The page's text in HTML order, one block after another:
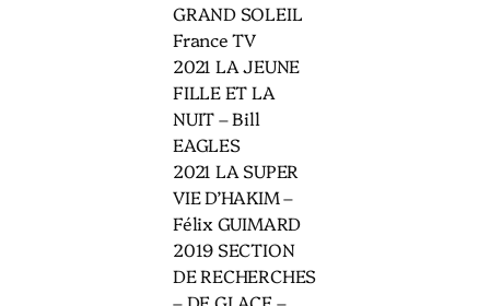
GRAND SOLEIL
France TV
2021 LA JEUNE
FILLE ET LA
NUIT – Bill
EAGLES
2021 LA SUPER
VIE D’HAKIM –
Félix GUIMARD
2019 SECTION
DE RECHERCHES